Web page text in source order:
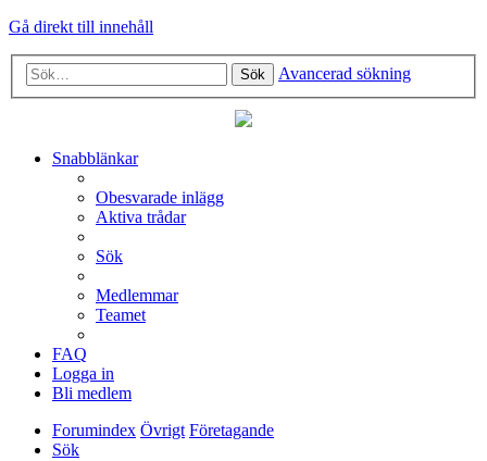
Gå direkt till innehåll
Sök Avancerad sökning
Snabblänkar
Obesvarade inlägg
Aktiva trådar
Sök
Medlemmar
Teamet
FAQ
Logga in
Bli medlem
Forumindex Övrigt Företagande
Sök